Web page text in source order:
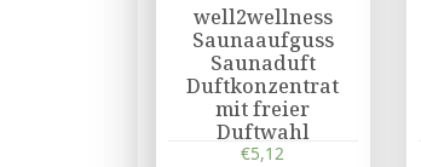
well2wellness
Saunaaufguss
Saunaduft
Duftkonzentrat
mit freier
Duftwahl
€5,12